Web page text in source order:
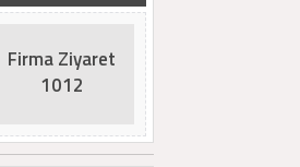
Firma Ziyaret
1012